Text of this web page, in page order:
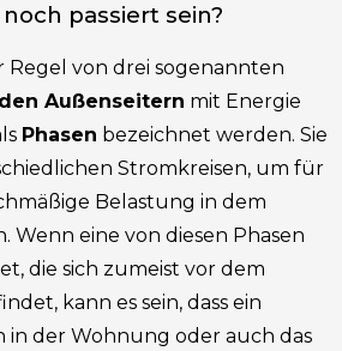
passiert sein?
Regel von drei sogenannten
Außenseitern mit Energie
Phasen bezeichnet werden. Sie
Stromkreisen, um für
Belastung in dem
Wenn eine von diesen Phasen
die sich zumeist vor dem
kann es sein, dass ein
in der Wohnung oder auch das